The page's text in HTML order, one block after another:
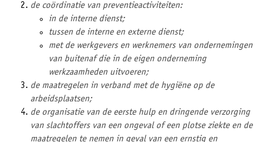
de coördinatie van preventieactiviteiten:
in de interne dienst;
tussen de interne en externe dienst;
met de werkgevers en werknemers van ondernemingen
van buitenaf die in de eigen onderneming
werkzaamheden uitvoeren;
de maatregelen in verband met de hygiëne op de
arbeidsplaatsen;
de organisatie van de eerste hulp en dringende verzorging
van slachtoffers van een ongeval of een plotse ziekte en de
maatregelen te nemen in geval van een ernstig en